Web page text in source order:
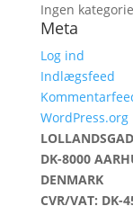
Ingen
Meta
Log ind
Indlægsfeed
WordPress.org
DK-8000
DENMARK
CVR/VAT: DK-